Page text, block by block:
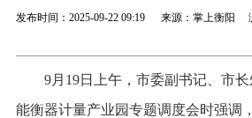
发布时间：2025-09-22 09:19 来源：掌上衡阳
9月19日上午，市委副书记、市
能衡器计量产业园专题调度会时强调